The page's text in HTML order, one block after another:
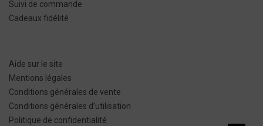
Suivi de commande
Cadeaux fidélité
Aide sur le site
Mentions légales
Conditions générales de vente
Conditions générales d’utilisation
Politique de confidentialité